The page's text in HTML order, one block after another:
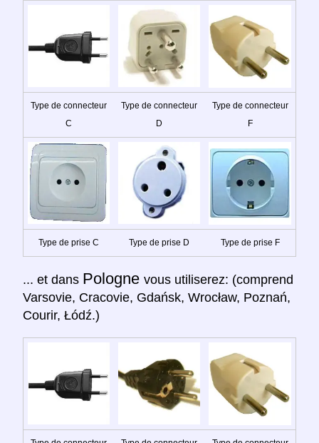
Type de connecteur
C
Type de connecteur
D
Type de connecteur
F
Type de prise C Type de prise D Type de prise F
... et dans Pologne vous utiliserez: (comprend
Varsovie, Cracovie, Gdańsk, Wrocław, Poznań,
Courir, Łódź.)